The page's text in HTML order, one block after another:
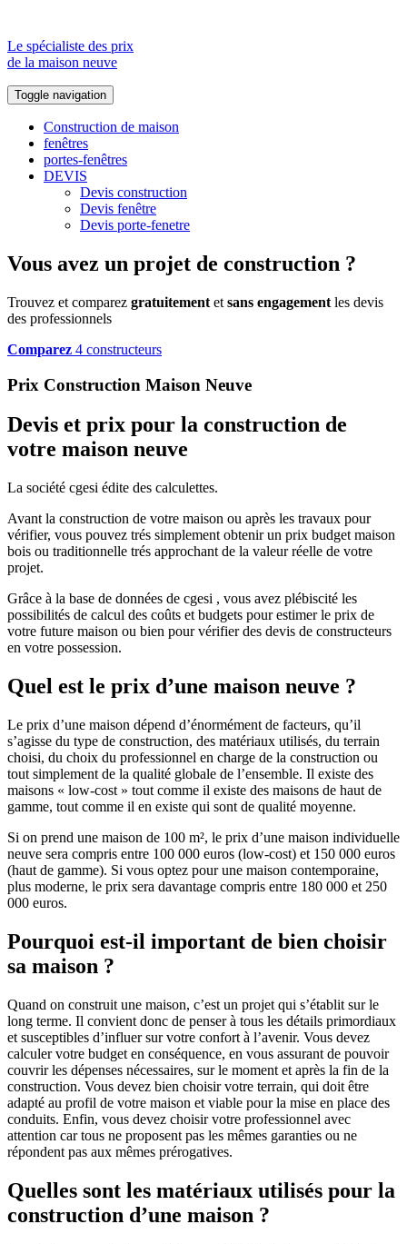
Le spécialiste des prix
de la maison neuve
Toggle navigation
Construction de maison
fenêtres
portes-fenêtres
DEVIS
Devis construction
Devis fenêtre
Devis porte-fenetre
Vous avez un projet de construction ?
Trouvez et comparez gratuitement et sans engagement les devis
des professionnels
Comparez 4 constructeurs
Prix Construction Maison Neuve
Devis et prix pour la construction de
votre maison neuve
La société cgesi édite des calculettes.
Avant la construction de votre maison ou après les travaux pour
vérifier, vous pouvez trés simplement obtenir un prix budget maison
bois ou traditionnelle trés approchant de la valeur réelle de votre
projet.
Grâce à la base de données de cgesi , vous avez plébiscité les
possibilités de calcul des coûts et budgets pour estimer le prix de
votre future maison ou bien pour vérifier des devis de constructeurs
en votre possession.
Quel est le prix d’une maison neuve ?
Le prix d’une maison dépend d’énormément de facteurs, qu’il
s’agisse du type de construction, des matériaux utilisés, du terrain
choisi, du choix du professionnel en charge de la construction ou
tout simplement de la qualité globale de l’ensemble. Il existe des
maisons « low-cost » tout comme il existe des maisons de haut de
gamme, tout comme il en existe qui sont de qualité moyenne.
Si on prend une maison de 100 m², le prix d’une maison individuelle
neuve sera compris entre 100 000 euros (low-cost) et 150 000 euros
(haut de gamme). Si vous optez pour une maison contemporaine,
plus moderne, le prix sera davantage compris entre 180 000 et 250
000 euros.
Pourquoi est-il important de bien choisir
sa maison ?
Quand on construit une maison, c’est un projet qui s’établit sur le
long terme. Il convient donc de penser à tous les détails primordiaux
et susceptibles d’influer sur votre confort à l’avenir. Vous devez
calculer votre budget en conséquence, en vous assurant de pouvoir
couvrir les dépenses nécessaires, sur le moment et après la fin de la
construction. Vous devez bien choisir votre terrain, qui doit être
adapté au profil de votre maison et viable pour la mise en place des
conduits. Enfin, vous devez choisir votre professionnel avec
attention car tous ne proposent pas les mêmes garanties ou ne
répondent pas aux mêmes prérogatives.
Quelles sont les matériaux utilisés pour la
construction d’une maison ?